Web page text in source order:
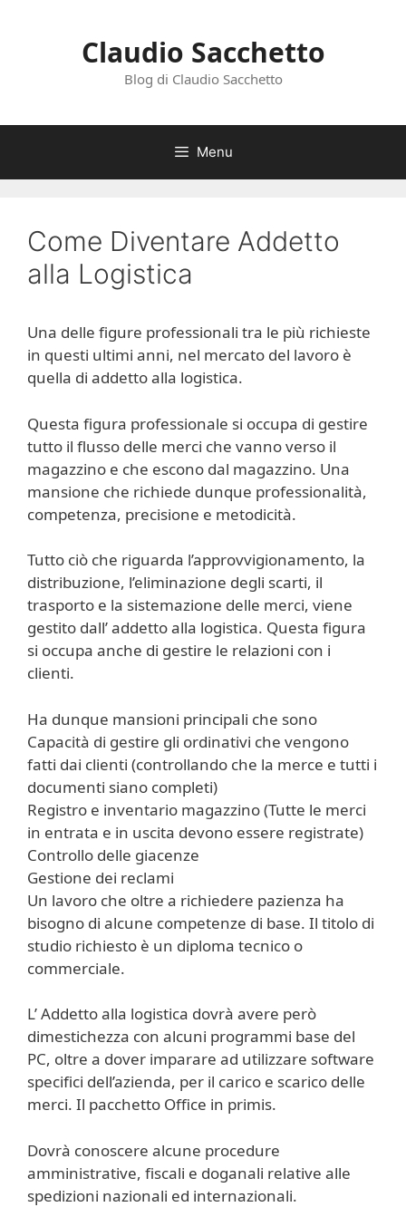
Claudio Sacchetto
Blog di Claudio Sacchetto
Menu
Come Diventare Addetto
alla Logistica
Una delle figure professionali tra le più richieste
in questi ultimi anni, nel mercato del lavoro è
quella di addetto alla logistica.
Questa figura professionale si occupa di gestire
tutto il flusso delle merci che vanno verso il
magazzino e che escono dal magazzino. Una
mansione che richiede dunque professionalità,
competenza, precisione e metodicità.
Tutto ciò che riguarda l’approvvigionamento, la
distribuzione, l’eliminazione degli scarti, il
trasporto e la sistemazione delle merci, viene
gestito dall’ addetto alla logistica. Questa figura
si occupa anche di gestire le relazioni con i
clienti.
Ha dunque mansioni principali che sono
Capacità di gestire gli ordinativi che vengono
fatti dai clienti (controllando che la merce e tutti i
documenti siano completi)
Registro e inventario magazzino (Tutte le merci
in entrata e in uscita devono essere registrate)
Controllo delle giacenze
Gestione dei reclami
Un lavoro che oltre a richiedere pazienza ha
bisogno di alcune competenze di base. Il titolo di
studio richiesto è un diploma tecnico o
commerciale.
L’ Addetto alla logistica dovrà avere però
dimestichezza con alcuni programmi base del
PC, oltre a dover imparare ad utilizzare software
specifici dell’azienda, per il carico e scarico delle
merci. Il pacchetto Office in primis.
Dovrà conoscere alcune procedure
amministrative, fiscali e doganali relative alle
spedizioni nazionali ed internazionali.